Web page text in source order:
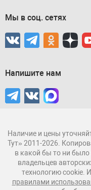
Мы в соц. сетях
Напишите нам
Наличие и цены
Тут» 2011-2026.
в какой бы то ни
владельцев
технологию cookie.
правилами